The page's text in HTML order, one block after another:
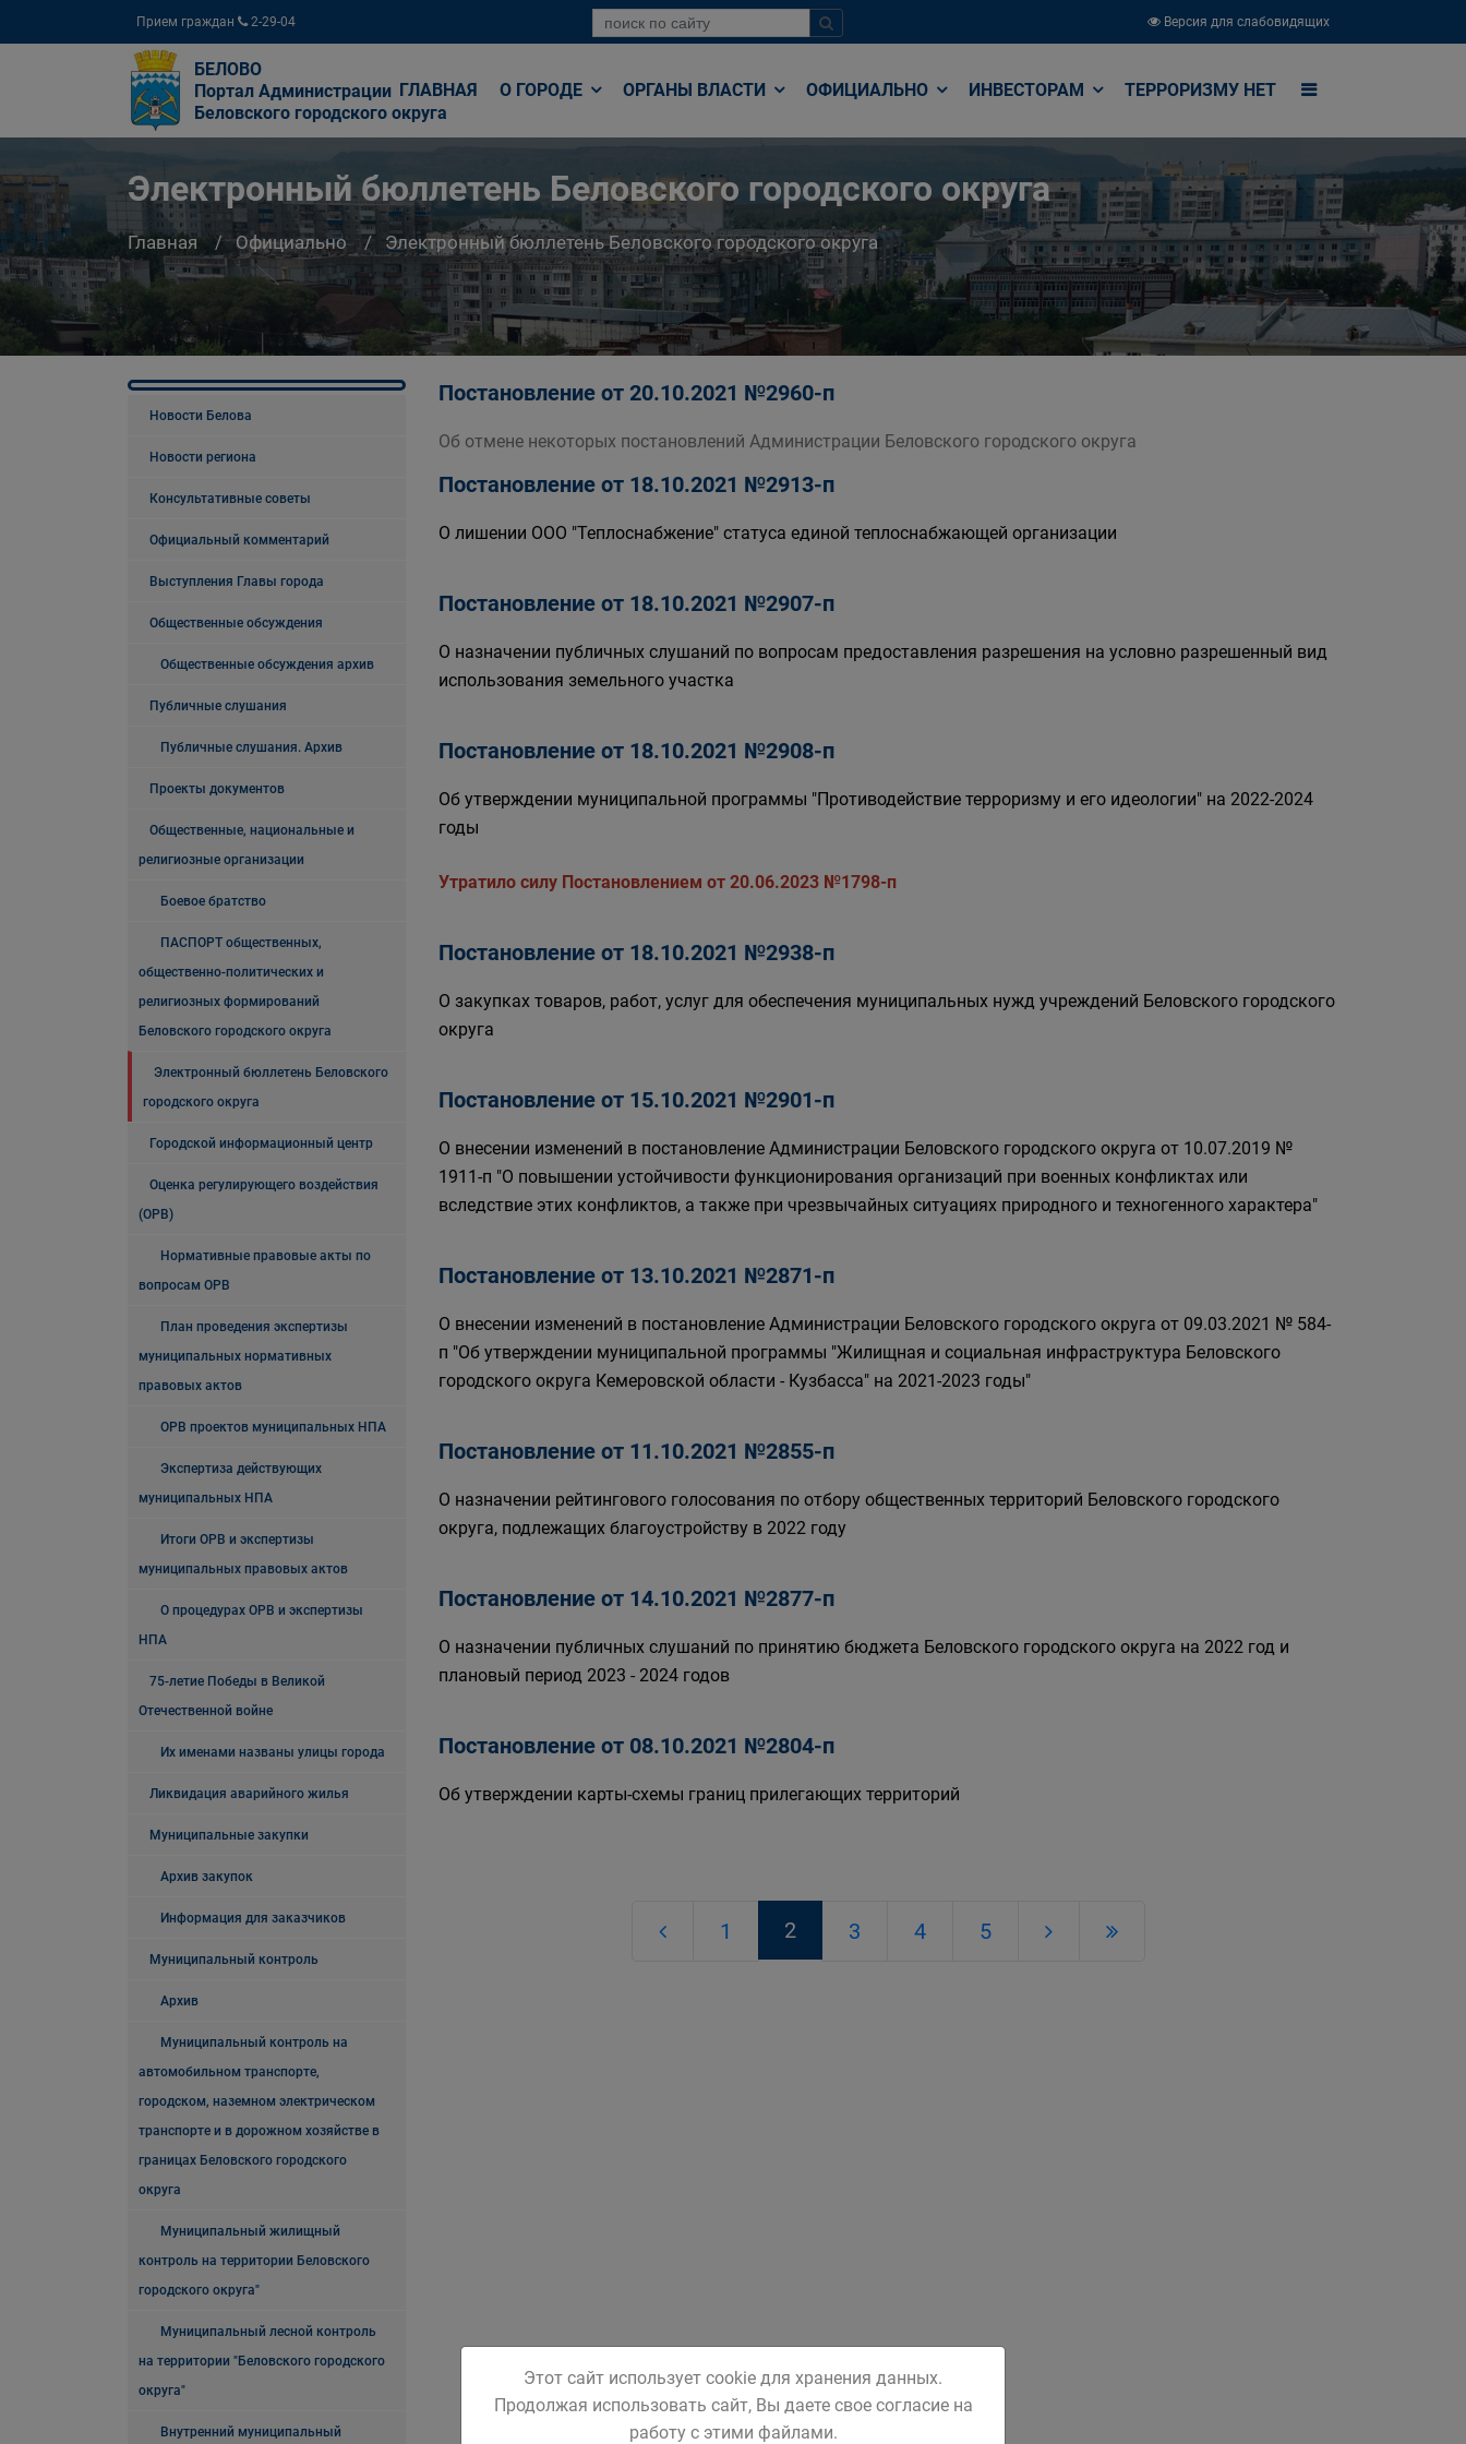
Прием граждан 2-29-04 Версия для слабовидящих
БЕЛОВО
Портал Администрации
Беловского городского округа
ГЛАВНАЯ О ГОРОДЕ ОРГАНЫ ВЛАСТИ ОФИЦИАЛЬНО ИНВЕСТОРАМ ТЕРРОРИЗМУ НЕТ
Электронный бюллетень Беловского городского округа
Главная Официально Электронный бюллетень Беловского городского округа
Новости Белова
Новости региона
Консультативные советы
Официальный комментарий
Выступления Главы города
Общественные обсуждения
Общественные обсуждения архив
Публичные слушания
Публичные слушания. Архив
Проекты документов
Общественные, национальные и
религиозные организации
Боевое братство
ПАСПОРТ общественных,
общественно-политических и
религиозных формирований
Беловского городского округа
Электронный бюллетень Беловского
городского округа
Городской информационный центр
Оценка регулирующего воздействия
(ОРВ)
Нормативные правовые акты по
вопросам ОРВ
План проведения экспертизы
муниципальных нормативных
правовых актов
ОРВ проектов муниципальных НПА
Экспертиза действующих
муниципальных НПА
Итоги ОРВ и экспертизы
муниципальных правовых актов
О процедурах ОРВ и экспертизы
НПА
75-летие Победы в Великой
Отечественной войне
Их именами названы улицы города
Ликвидация аварийного жилья
Муниципальные закупки
Архив закупок
Информация для заказчиков
Муниципальный контроль
Архив
Муниципальный контроль на
автомобильном транспорте,
городском, наземном электрическом
транспорте и в дорожном хозяйстве в
границах Беловского городского
округа
Муниципальный жилищный
контроль на территории Беловского
городского округа"
Муниципальный лесной контроль
на территории "Беловского городского
округа"
Внутренний муниципальный
Постановление от 20.10.2021 №2960-п
Об отмене некоторых постановлений Администрации Беловского городского округа
Постановление от 18.10.2021 №2913-п
О лишении ООО "Теплоснабжение" статуса единой теплоснабжающей организации
Постановление от 18.10.2021 №2907-п
О назначении публичных слушаний по вопросам предоставления разрешения на условно разрешенный вид
использования земельного участка
Постановление от 18.10.2021 №2908-п
Об утверждении муниципальной программы "Противодействие терроризму и его идеологии" на 2022-2024
годы
Утратило силу Постановлением от 20.06.2023 №1798-п
Постановление от 18.10.2021 №2938-п
О закупках товаров, работ, услуг для обеспечения муниципальных нужд учреждений Беловского городского
округа
Постановление от 15.10.2021 №2901-п
О внесении изменений в постановление Администрации Беловского городского округа от 10.07.2019 №
1911-п "О повышении устойчивости функционирования организаций при военных конфликтах или
вследствие этих конфликтов, а также при чрезвычайных ситуациях природного и техногенного характера"
Постановление от 13.10.2021 №2871-п
О внесении изменений в постановление Администрации Беловского городского округа от 09.03.2021 № 584-
п "Об утверждении муниципальной программы "Жилищная и социальная инфраструктура Беловского
городского округа Кемеровской области - Кузбасса" на 2021-2023 годы"
Постановление от 11.10.2021 №2855-п
О назначении рейтингового голосования по отбору общественных территорий Беловского городского
округа, подлежащих благоустройству в 2022 году
Постановление от 14.10.2021 №2877-п
О назначении публичных слушаний по принятию бюджета Беловского городского округа на 2022 год и
плановый период 2023 - 2024 годов
Постановление от 08.10.2021 №2804-п
Об утверждении карты-схемы границ прилегающих территорий
1 2 3 4 5
Этот сайт использует cookie для хранения данных.
Продолжая использовать сайт, Вы даете свое согласие на
работу с этими файлами.